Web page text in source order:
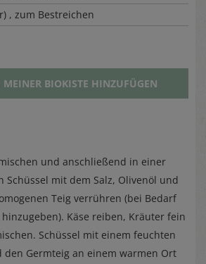
, zum Bestreichen
BIOKISTE HINZUFÜGEN
und anschließend in einer
Schüssel mit dem Salz, Olivenöl und
Teig verrühren (bei Bedarf
Käse reiben, Kräuter fein
Schüssel mit einem feuchten
den Germteig an einem warmen Ort